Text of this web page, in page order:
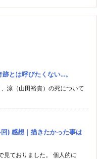
とは呼びたくない…。
涼（山田裕貴）の死について
) 感想｜描きたかった事は
見ておりました。 個人的に